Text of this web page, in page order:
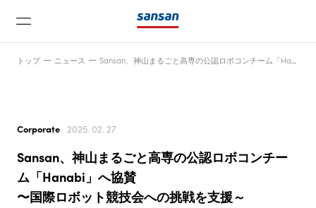
ニュース
トップ ニュース
Corporate 2025. 02. 27
Sansan、神山まるごと高専の公認ロボコンチー
ム「Hanabi」へ協賛
〜国際ロボット競技会への挑戦を支援～